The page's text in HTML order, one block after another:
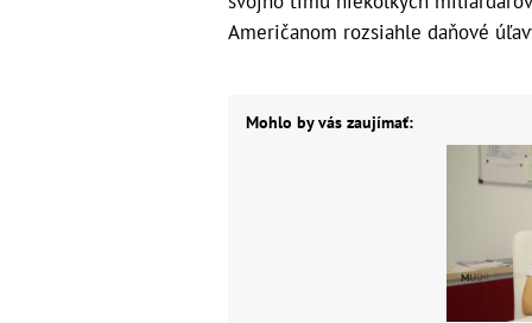
Američanom rozsiahle daňové
Mohlo by vás zaujímať: